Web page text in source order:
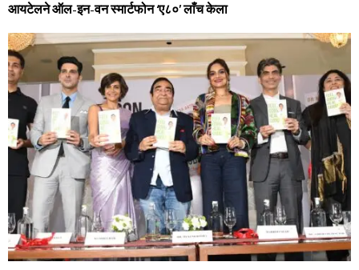
आयटेलने ऑल-इन-वन स्‍मार्टफोन ‘ए८०’ लाँच केला